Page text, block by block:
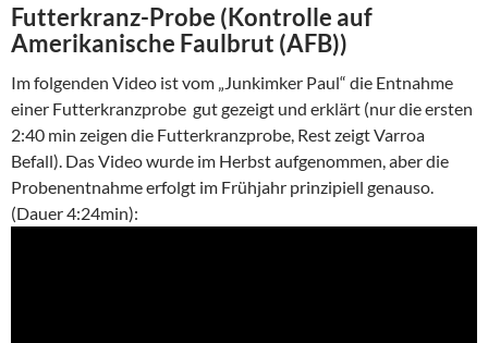
Futterkranz-Probe (Kontrolle auf
Amerikanische Faulbrut (AFB))
Im folgenden Video ist vom „Junkimker Paul“ die Entnahme
einer Futterkranzprobe gut gezeigt und erklärt (nur die ersten
2:40 min zeigen die Futterkranzprobe, Rest zeigt Varroa
Befall). Das Video wurde im Herbst aufgenommen, aber die
Probenentnahme erfolgt im Frühjahr prinzipiell genauso.
(Dauer 4:24min):